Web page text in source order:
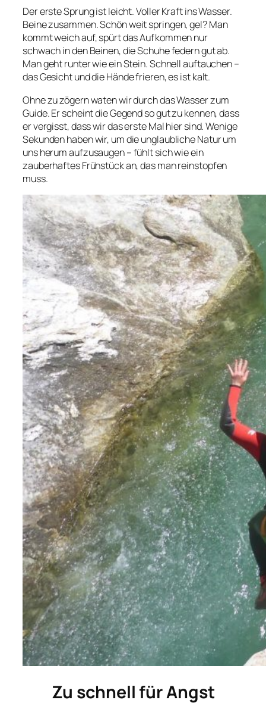
Der erste Sprung ist leicht. Voller Kraft ins Wasser.
Beine zusammen. Schön weit springen, gel? Man
kommt weich auf, spürt das Aufkommen nur
schwach in den Beinen, die Schuhe federn gut ab.
Man geht runter wie ein Stein. Schnell auftauchen –
das Gesicht und die Hände frieren, es ist kalt.
Ohne zu zögern waten wir durch das Wasser zum
Guide. Er scheint die Gegend so gut zu kennen, dass
er vergisst, dass wir das erste Mal hier sind. Wenige
Sekunden haben wir, um die unglaubliche Natur um
uns herum aufzusaugen – fühlt sich wie ein
zauberhaftes Frühstück an, das man reinstopfen
muss.
Zu schnell für Angst